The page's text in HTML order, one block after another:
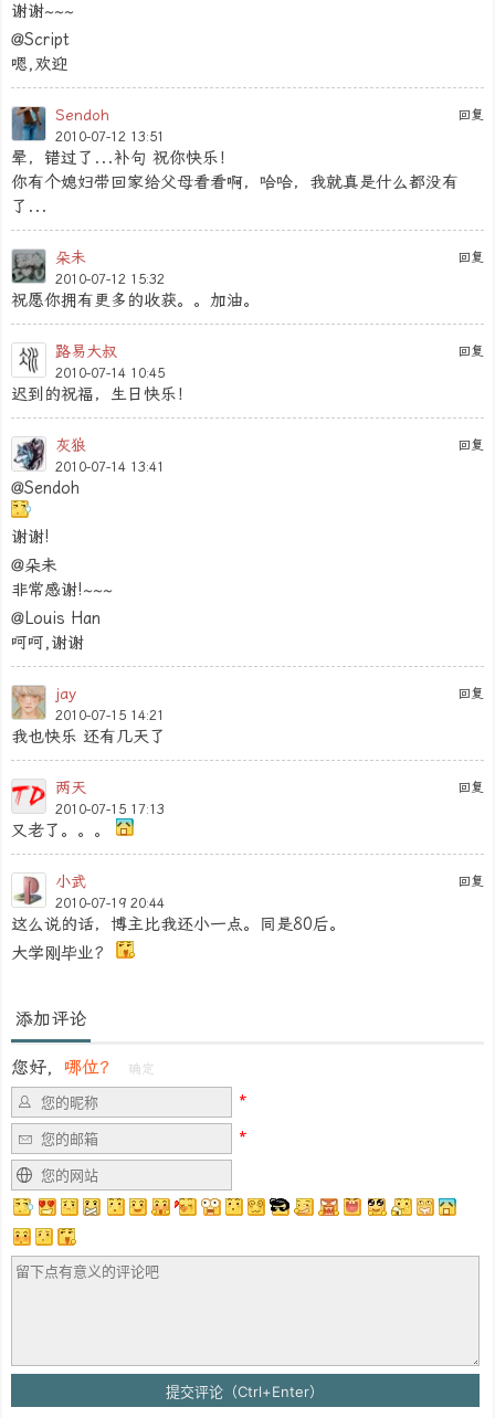
谢谢~~~
@Script
嗯,欢迎
回复
Sendoh
2010-07-12 13:51
晕，错过了...补句 祝你快乐！
你有个媳妇带回家给父母看看啊，哈哈，我就真是什么都没有
了...
回复
朵未
2010-07-12 15:32
祝愿你拥有更多的收获。。加油。
回复
路易大叔
2010-07-14 10:45
迟到的祝福，生日快乐！
回复
灰狼
2010-07-14 13:41
@Sendoh
谢谢!
@朵未
非常感谢!~~~
@Louis Han
呵呵,谢谢
回复
jay
2010-07-15 14:21
我也快乐 还有几天了
回复
两天
2010-07-15 17:13
又老了。。。
回复
小武
2010-07-19 20:44
这么说的话，博主比我还小一点。同是80后。
大学刚毕业？
添加评论
您好， 哪位？ 确定